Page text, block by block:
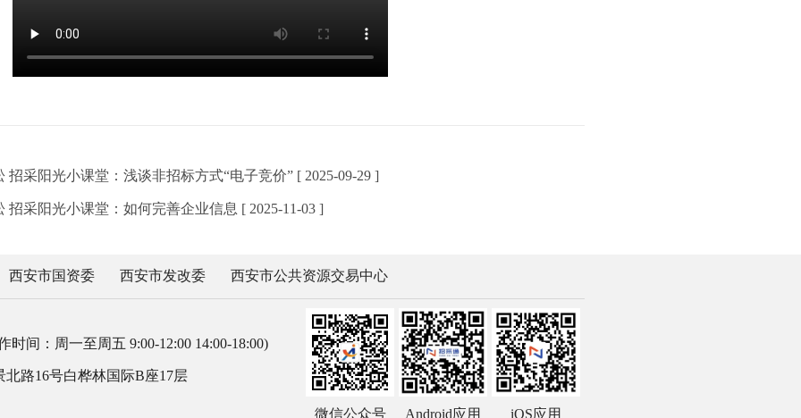
采阳光小课堂：浅谈非招标方式“电子竞价” [ 2025-09-29 ]
采阳光小课堂：如何完善企业信息 [ 2025-11-03 ]
西安市国资委 西安市发改委 西安市公共资源交易中心
时间：周一至周五 9:00-12:00 14:00-18:00)
路16号白桦林国际B座17层
微信公众号 Android应用 iOS应用